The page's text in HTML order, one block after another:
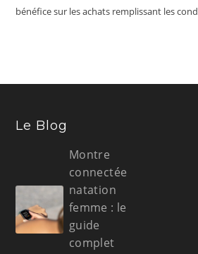
bénéfice sur les achats remplissant les
Le Blog
Montre
connectée
natation
femme : le
guide
complet